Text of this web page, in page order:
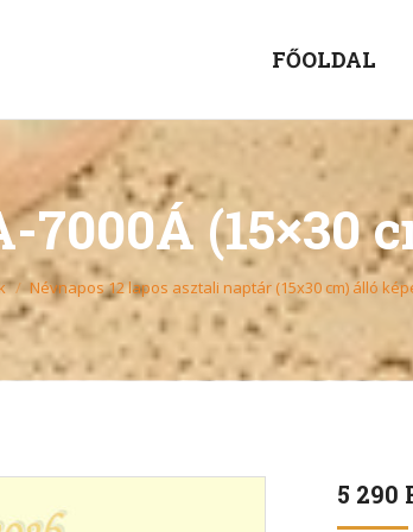
FŐOLDAL
7000Á (15×30
Névnapos 12 lapos asztali naptár (15x30 cm) álló
5 290